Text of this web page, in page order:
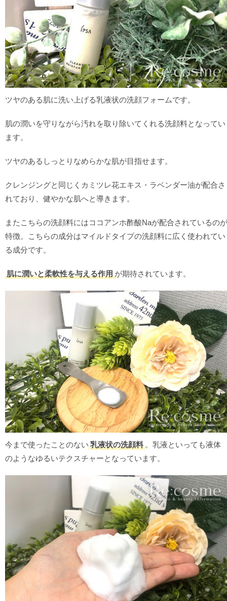
ツヤのある肌に洗い上げる乳液状の洗顔フォームです。
肌の潤いを守りながら汚れを取り除いてくれる洗顔料となってい
ます。
ツヤのあるしっとりなめらかな肌が目指せます。
クレンジングと同じくカミツレ花エキス・ラベンダー油が配合さ
れており、健やかな肌へと導きます。
またこちらの洗顔料にはココアンホ酢酸Naが配合されているのが
特徴。こちらの成分はマイルドタイプの洗顔料に広く使われてい
る成分です。
肌に潤いと柔軟性を与える作用 が期待されています。
今まで使ったことのない 乳液状の洗顔料 。乳液といっても液体
のようなゆるいテクスチャーとなっています。